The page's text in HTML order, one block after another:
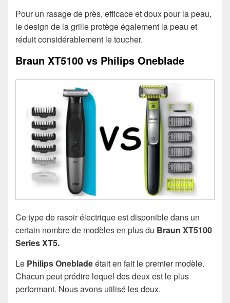
Pour un rasage de près, efficace et doux pour la peau,
le design de la grille protège également la peau et
réduit considérablement le toucher.
Braun XT5100 vs Philips Oneblade
Ce type de rasoir électrique est disponible dans un
certain nombre de modèles en plus du Braun XT5100
Series XT5.
Le Philips Onebladeétait en fait le premier modèle.
Chacun peut prédire lequel des deux est le plus
performant. Nous avons utilisé les deux.